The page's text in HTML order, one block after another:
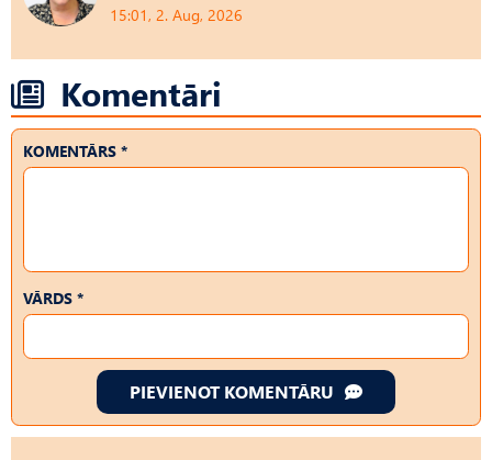
15:01, 2. Aug, 2026
Komentāri
KOMENTĀRS *
VĀRDS *
PIEVIENOT KOMENTĀRU